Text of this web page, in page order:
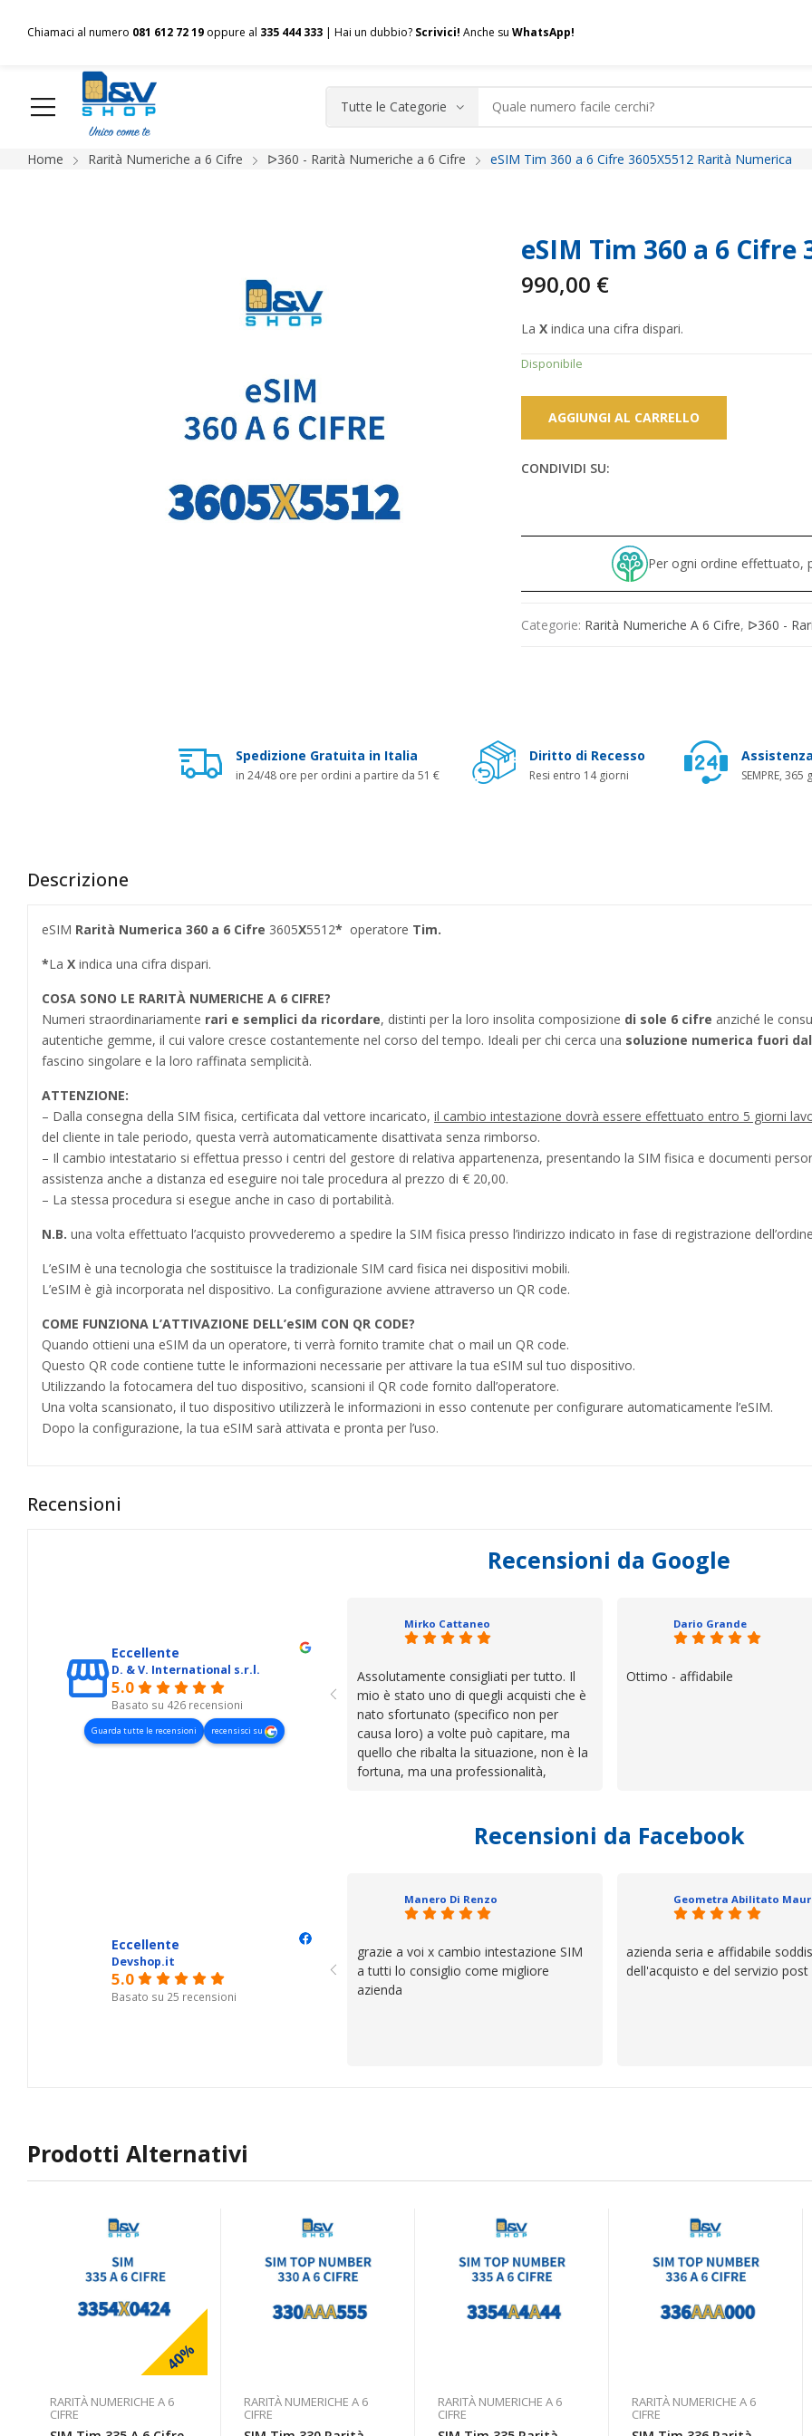
Chiamaci al numero 081 612 72 19 oppure al 335 444 333 | Hai un dubbio? Scrivici! Anche su WhatsApp!
HOME Chi siamo Shop Spedizioni Pagamenti F.A.Q. Contatti Consulenza Valuta la tua SIM Permuta
Home Rarità Numeriche a 6 Cifre ᐅ360 - Rarità Numeriche a 6 Cifre eSIM Tim 360 a 6 Cifre 3605X5512 Rarità Numerica
eSIM Tim 360 a 6
990,00 €
La X indica una cifra dispari.
Disponibile
AGGIUNGI AL CARRELLO
CONDIVIDI SU:
Per ogni ordine effettuato,
Categorie: Rarità Numeriche A 6 Cifre, ᐅ360 -
Spedizione Gratuita in Italia
in 24/48 ore per ordini a partire da 51 €
Diritto di Recesso
Resi entro 14 giorni SEMPRE, 365
Descrizione
eSIM Rarità Numerica 360 a 6 Cifre 3605X5512* operatore Tim.
*La X indica una cifra dispari.
COSA SONO LE RARITÀ NUMERICHE A 6 CIFRE?
Numeri straordinariamente rari e semplici da ricordare, distinti per la loro insolita composizione di sole 6 cifre anziché le
autentiche gemme, il cui valore cresce costantemente nel corso del tempo. Ideali per chi cerca una soluzione numerica fuori
fascino singolare e la loro raffinata semplicità.
ATTENZIONE:
– Dalla consegna della SIM fisica, certificata dal vettore incaricato, il cambio intestazione dovrà essere effettuato entro 5 giorni
del cliente in tale periodo, questa verrà automaticamente disattivata senza rimborso.
– Il cambio intestatario si effettua presso i centri del gestore di relativa appartenenza, presentando la SIM fisica e documenti
assistenza anche a distanza ed eseguire noi tale procedura al prezzo di € 20,00.
– La stessa procedura si esegue anche in caso di portabilità.
N.B. una volta effettuato l’acquisto provvederemo a spedire la SIM fisica presso l’indirizzo indicato in fase di registrazione
L’eSIM è una tecnologia che sostituisce la tradizionale SIM card fisica nei dispositivi mobili.
L’eSIM è già incorporata nel dispositivo. La configurazione avviene attraverso un QR code.
COME FUNZIONA L’ATTIVAZIONE DELL’eSIM CON QR CODE?
Quando ottieni una eSIM da un operatore, ti verrà fornito tramite chat o mail un QR code.
Questo QR code contiene tutte le informazioni necessarie per attivare la tua eSIM sul tuo dispositivo.
Utilizzando la fotocamera del tuo dispositivo, scansioni il QR code fornito dall’operatore.
Una volta scansionato, il tuo dispositivo utilizzerà le informazioni in esso contenute per configurare automaticamente l’eSIM.
Dopo la configurazione, la tua eSIM sarà attivata e pronta per l’uso.
Recensioni
Recensioni da Google
Eccellente
D. & V. International s.r.l.
5.0
Basato su 426 recensioni
Guarda tutte le recensioni recensisci su
Mirko Cattaneo
Assolutamente consigliati per tutto. Il
mio è stato uno di quegli acquisti che è
nato sfortunato (specifico non per
causa loro) a volte può capitare, ma
quello che ribalta la situazione, non è la
fortuna, ma una professionalità,
cose. Be', io qui è proprio quello che ho
trovato, un atteggiamento che va oltre
se avete bisogno siete in ottime mani.
Dario Grande
Ottimo - affidabile
Recensioni da Facebook
Eccellente
Devshop.it
5.0
Basato su 25 recensioni
Manero Di Renzo
grazie a voi x cambio intestazione SIM
a tutti lo consiglio come migliore
azienda
azienda seria e affidabile
dell'acquisto e del servizio post
Prodotti Alternativi
40%
RARITÀ NUMERICHE A 6
CIFRE
RARITÀ NUMERICHE A 6
CIFRE
RARITÀ NUMERICHE A 6
CIFRE
RARITÀ NUMERICHE A 6
CIFRE